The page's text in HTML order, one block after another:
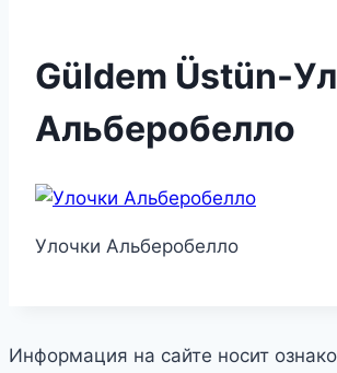
Güldem Üstün-
Альберобелло
Улочки Альберобелло
Информация на сайте носит